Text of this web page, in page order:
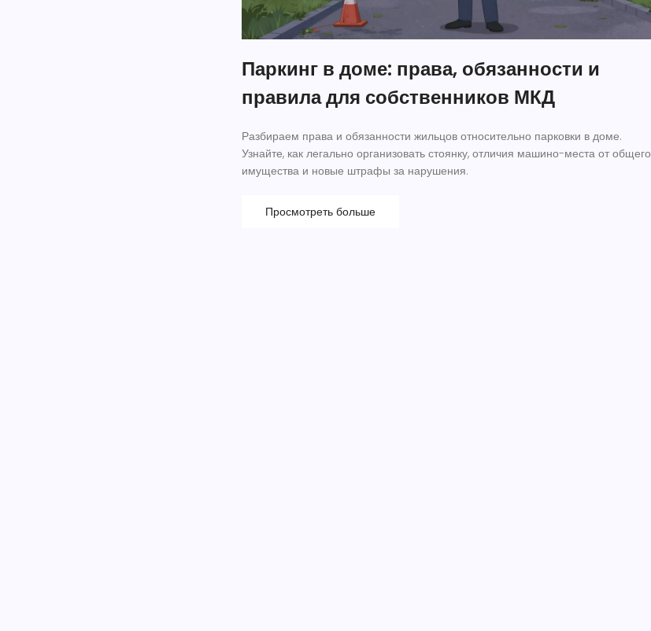
Паркинг в доме: права, обязанности и
правила для собственников МКД
Разбираем права и обязанности жильцов относительно парковки в доме.
Узнайте, как легально организовать стоянку, отличия машино-места от общего
имущества и новые штрафы за нарушения.
Просмотреть больше